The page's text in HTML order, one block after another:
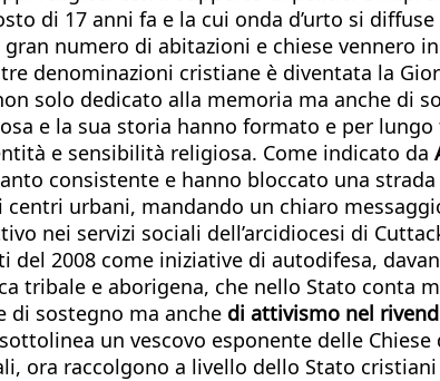
di 17 anni fa e la cui onda d’urto si
numero di abitazioni e chiese vennero
denominazioni cristiane è diventata la
solo dedicato alla memoria ma anche di
e la sua storia hanno formato e per
e sensibilità religiosa. Come indicato da
consistente e hanno bloccato una
urbani, mandando un chiaro
nei servizi sociali dell’arcidiocesi di
2008 come iniziative di autodifesa,
tribale e aborigena, che nello Stato conta
di sostegno ma anche di attivismo nel
un vescovo esponente delle
ora raccolgono a livello dello Stato